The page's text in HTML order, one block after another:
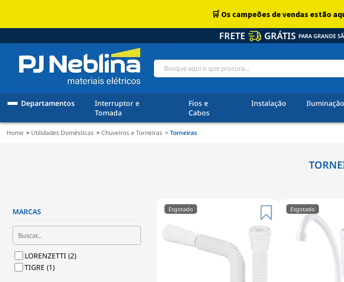
FRETE GRÁTIS PARA GRANDE
Departamentos
Interruptor e
Tomada
Fios e
Cabos
Instalação Iluminação
Home Utilidades Domésticas Chuveiros e Torneiras Torneiras
MARCAS
LORENZETTI(2)
TIGRE(1)